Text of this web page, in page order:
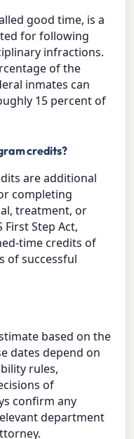
good time, is a
for following
infractions.
of the
inmates can
15 percent of
credits?
are additional
completing
treatment, or
Step Act,
time credits of
of successful
based on the
dates depend on
rules,
of
confirm any
department